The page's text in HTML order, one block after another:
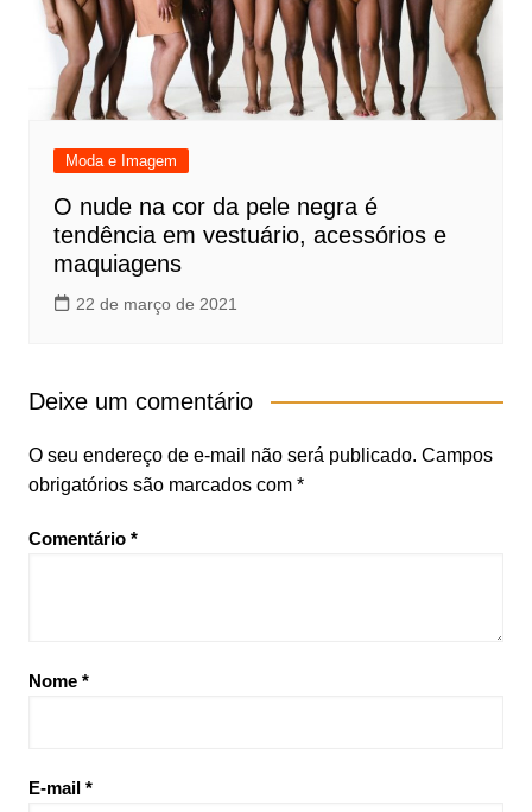
Moda e Imagem
O nude na cor da pele negra é
tendência em vestuário, acessórios e
maquiagens
22 de março de 2021
Deixe um comentário
O seu endereço de e-mail não será publicado. Campos
obrigatórios são marcados com *
Comentário *
Nome *
E-mail *